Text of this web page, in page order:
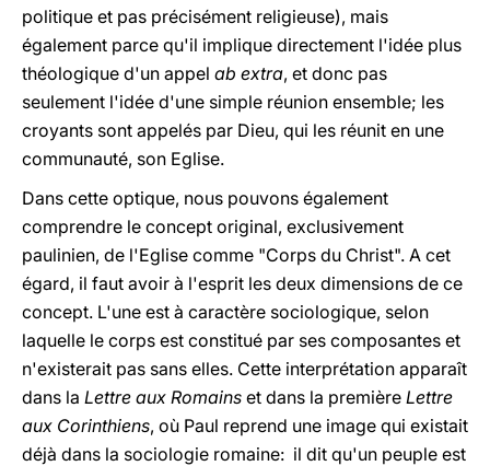
politique et pas précisément religieuse), mais
également parce qu'il implique directement l'idée plus
théologique d'un appel ab extra, et donc pas
seulement l'idée d'une simple réunion ensemble; les
croyants sont appelés par Dieu, qui les réunit en une
communauté, son Eglise.
Dans cette optique, nous pouvons également
comprendre le concept original, exclusivement
paulinien, de l'Eglise comme "Corps du Christ". A cet
égard, il faut avoir à l'esprit les deux dimensions de ce
concept. L'une est à caractère sociologique, selon
laquelle le corps est constitué par ses composantes et
n'existerait pas sans elles. Cette interprétation apparaît
dans la Lettre aux Romains et dans la première Lettre
aux Corinthiens, où Paul reprend une image qui existait
déjà dans la sociologie romaine: il dit qu'un peuple est